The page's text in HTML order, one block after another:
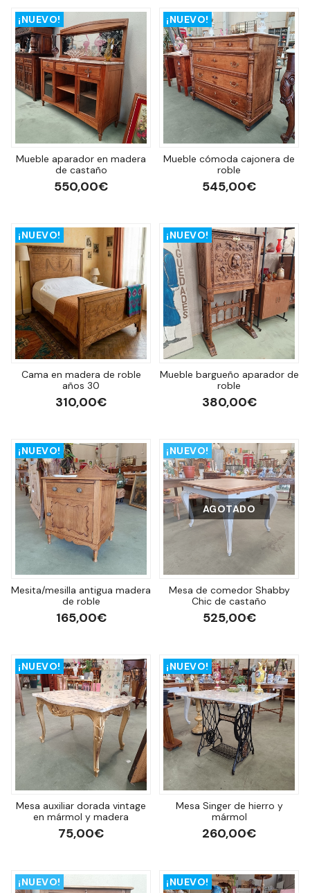
¡NUEVO!
Mueble aparador en madera
de castaño
550,00€
¡NUEVO!
Mueble cómoda cajonera de
roble
545,00€
¡NUEVO!
Cama en madera de roble
años 30
310,00€
¡NUEVO!
Mueble bargueño aparador de
roble
380,00€
¡NUEVO!
Mesita/mesilla antigua madera
de roble
165,00€
¡NUEVO!
AGOTADO
Mesa de comedor Shabby
Chic de castaño
525,00€
¡NUEVO!
Mesa auxiliar dorada vintage
en mármol y madera
75,00€
¡NUEVO!
Mesa Singer de hierro y
mármol
260,00€
¡NUEVO! ¡NUEVO!